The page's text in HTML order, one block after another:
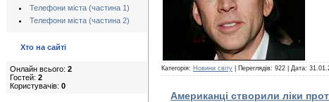
Телефони міста (частина 1)
Телефони міста (частина 2)
Хто на сайті
Онлайн всього: 2
Гостей: 2
Користувачів: 0
Категорія: Новини світу | Переглядів: 922 | Дата:
Американці створили ліки